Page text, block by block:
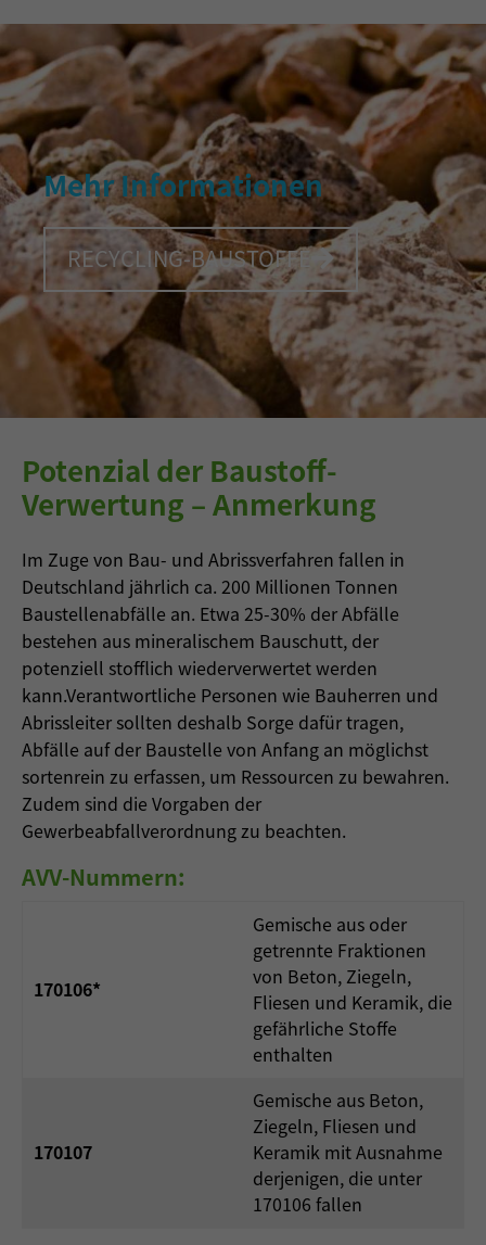
Mehr Informationen
RECYCLING-BAUSTOFFE
Potenzial der Baustoff-
Verwertung – Anmerkung
Im Zuge von Bau- und Abrissverfahren fallen in
Deutschland jährlich ca. 200 Millionen Tonnen
Baustellenabfälle an. Etwa 25-30% der Abfälle
bestehen aus mineralischem Bauschutt, der
potenziell stofflich wiederverwertet werden
kann.Verantwortliche Personen wie Bauherren und
Abrissleiter sollten deshalb Sorge dafür tragen,
Abfälle auf der Baustelle von Anfang an möglichst
sortenrein zu erfassen, um Ressourcen zu bewahren.
Zudem sind die Vorgaben der
Gewerbeabfallverordnung zu beachten.
AVV-Nummern:
170106*
Gemische aus oder
getrennte Fraktionen
von Beton, Ziegeln,
Fliesen und Keramik, die
gefährliche Stoffe
enthalten
170107
Gemische aus Beton,
Ziegeln, Fliesen und
Keramik mit Ausnahme
derjenigen, die unter
170106 fallen